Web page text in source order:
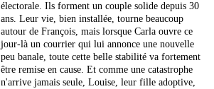
électorale. Ils forment un couple solide depuis 30
ans. Leur vie, bien installée, tourne beaucoup
autour de François, mais lorsque Carla ouvre ce
jour-là un courrier qui lui annonce une nouvelle
peu banale, toute cette belle stabilité va fortement
être remise en cause. Et comme une catastrophe
n'arrive jamais seule, Louise, leur fille adoptive,